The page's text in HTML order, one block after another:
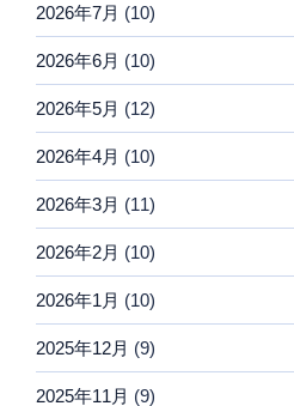
2026年7月 (10)
2026年6月 (10)
2026年5月 (12)
2026年4月 (10)
2026年3月 (11)
2026年2月 (10)
2026年1月 (10)
2025年12月 (9)
2025年11月 (9)